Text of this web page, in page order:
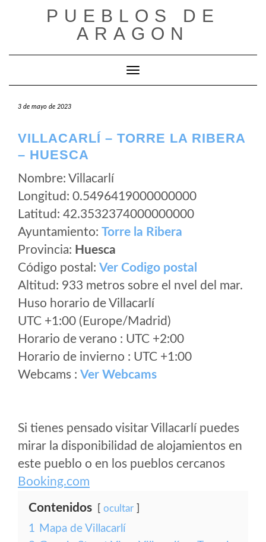
PUEBLOS DE
ARAGON
Cambiar modo de navegación
3 de mayo de 2023
VILLACARLÍ – TORRE LA RIBERA
– HUESCA
Nombre: Villacarlí
Longitud: 0.5496419000000000
Latitud: 42.3532374000000000
Ayuntamiento: Torre la Ribera
Provincia: Huesca
Código postal: Ver Codigo postal
Altitud: 933 metros sobre el nvel del mar.
Huso horario de Villacarlí
UTC +1:00 (Europe/Madrid)
Horario de verano : UTC +2:00
Horario de invierno : UTC +1:00
Webcams : Ver Webcams
Si tienes pensado visitar Villacarlí puedes
mirar la disponibilidad de alojamientos en
este pueblo o en los pueblos cercanos
Booking.com
Contenidos ocultar
1 Mapa de Villacarlí